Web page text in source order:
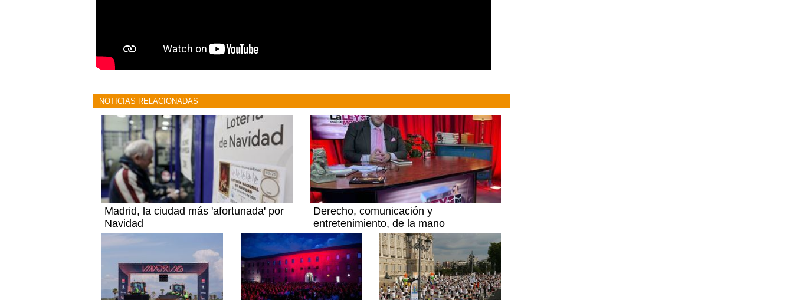
NOTICIAS RELACIONADAS
Madrid, la ciudad más 'afortunada' por
Navidad
Derecho, comunicación y
entretenimiento, de la mano